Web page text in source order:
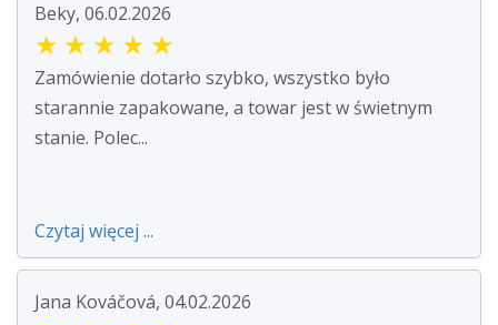
Beky, 06.02.2026
★ ★ ★ ★ ★
Zamówienie dotarło szybko, wszystko było
starannie zapakowane, a towar jest w świetnym
stanie. Polec...
Czytaj więcej ...
Jana Kováčová, 04.02.2026